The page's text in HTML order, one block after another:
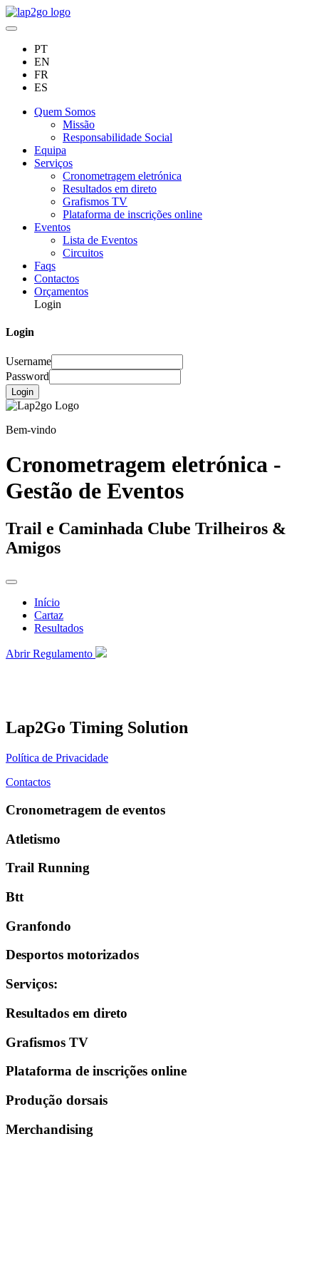
PT
EN
FR
ES
Quem Somos
Missão
Responsabilidade Social
Equipa
Serviços
Cronometragem eletrónica
Resultados em direto
Grafismos TV
Plataforma de inscrições online
Eventos
Lista de Eventos
Circuitos
Faqs
Contactos
Orçamentos
Login
Login
Username
Password
Login
Bem-vindo
Cronometragem eletrónica -
Gestão de Eventos
Trail e Caminhada Clube Trilheiros &
Amigos
Início
Cartaz
Resultados
Abrir Regulamento
Lap2Go Timing Solution
Política de Privacidade
Contactos
Cronometragem de eventos
Atletismo
Trail Running
Btt
Granfondo
Desportos motorizados
Serviços:
Resultados em direto
Grafismos TV
Plataforma de inscrições online
Produção dorsais
Merchandising